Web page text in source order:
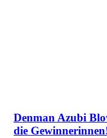
Denman Azubi
die